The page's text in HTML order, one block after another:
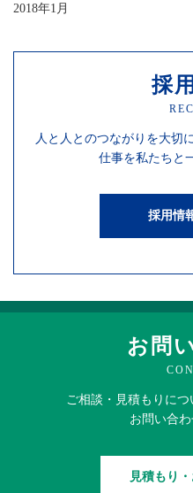
2018年1月
採
人と人とのつながりを大切
仕事を私たちと
採用情
お問
ご相談・見積もりにつ
お問い合わ
見積もり